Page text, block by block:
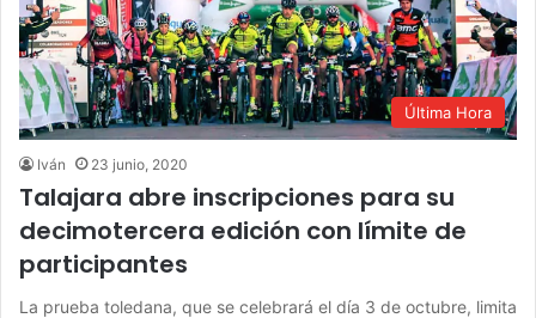
Última Hora
Iván 23 junio, 2020
Talajara abre inscripciones para su
decimotercera edición con límite de
participantes
La prueba toledana, que se celebrará el día 3 de octubre, limita